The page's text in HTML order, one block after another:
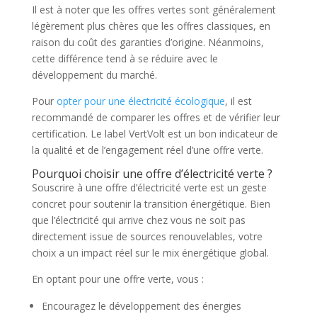
Il est à noter que les offres vertes sont généralement
légèrement plus chères que les offres classiques, en
raison du coût des garanties d’origine. Néanmoins,
cette différence tend à se réduire avec le
développement du marché.
Pour opter pour une électricité écologique, il est
recommandé de comparer les offres et de vérifier leur
certification. Le label VertVolt est un bon indicateur de
la qualité et de l’engagement réel d’une offre verte.
Pourquoi choisir une offre d’électricité verte ?
Souscrire à une offre d’électricité verte est un geste
concret pour soutenir la transition énergétique. Bien
que l’électricité qui arrive chez vous ne soit pas
directement issue de sources renouvelables, votre
choix a un impact réel sur le mix énergétique global.
En optant pour une offre verte, vous :
Encouragez le développement des énergies